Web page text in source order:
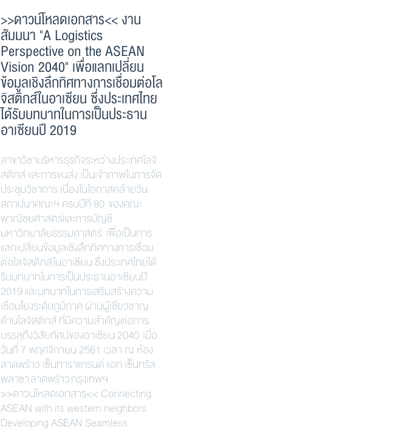
>>ดาวน์โหลดเอกสาร<< งาน
สัมมนา "A Logistics
Perspective on the ASEAN
Vision 2040" เพื่อแลกเปลี่ยน
ข้อมูลเชิงลึกทิศทางการเชื่อมต่อโล
จิสติกส์ในอาเซียน ซึ่งประเทศไทย
ได้รับบทบาทในการเป็นประธาน
อาเซียนปี 2019
สาขาวิชาบริหารธุรกิจระหว่างประเทศโลจิ
สติกส์ และการขนส่ง เป็นเจ้าภาพในการจัด
ประชุมวิชาการ เนื่องในโอกาสคล้ายวัน
สถาปนาคณะฯ ครบปีที่ 80 ของคณะ
พาณิชยศาสตร์และการบัญชี
มหาวิทยาลัยธรรมศาสตร์ เพื่อเป็นการ
แลกเปลี่ยนข้อมูลเชิงลึกทิศทางการเชื่อม
ต่อโลจิสติกส์ในอาเซียน ซึ่งประเทศไทยได้
รับบทบาทในการเป็นประธานอาเซียนปี
2019 และบทบาทในการเสริมสร้างความ
เชื่อมโยงระดับภูมิภาค ผ่านผู้เชี่ยวชาญ
ด้านโลจิสติกส์ ที่มีความสำคัญต่อการ
บรรลุถึงวิสัยทัศน์ของอาเซียน 2040 เมื่อ
วันที่ 7 พฤศจิกายน 2561 เวลา ณ ห้อง
ลาดพร้าว เซ็นทาราแกรนด์ แอท เซ็นทรัล
พลาซา ลาดพร้าว กรุงเทพฯ
>>ดาวน์โหลดเอกสาร<< Connecting
ASEAN with its western neighbors
Developing ASEAN Seamless